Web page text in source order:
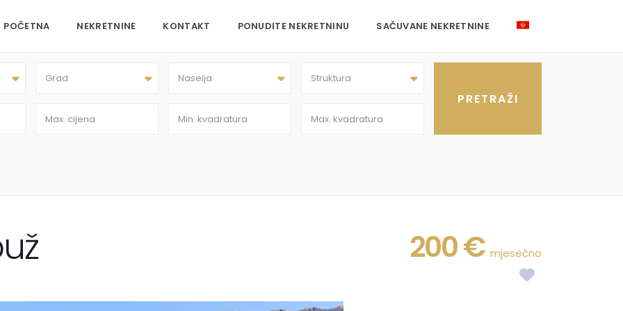
POČETNA NEKRETNINE KONTAKT PONUDITE NEKRETNINU SAČUVANE NEKRETNINE
Grad Naselja Struktura
200 € mjesečno